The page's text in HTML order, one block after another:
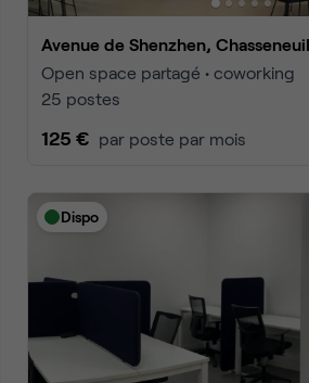
Avenue de Shenzhen,
Open space partagé • coworking
25 postes
125 € par poste par mois
Dispo